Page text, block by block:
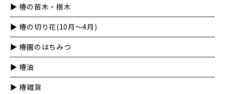
▶︎ 椿の苗木・樹木
▶︎ 椿の切り花(10月〜4月)
▶︎ 椿園のはちみつ
▶︎ 椿油
▶︎ 椿雑貨